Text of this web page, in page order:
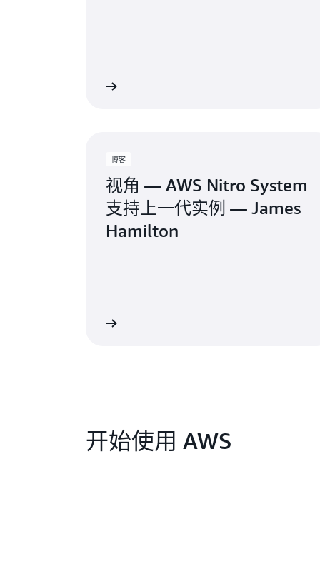
博客
视角 — AWS Nitro System
支持上一代实例 — James
Hamilton
开始使用 AWS